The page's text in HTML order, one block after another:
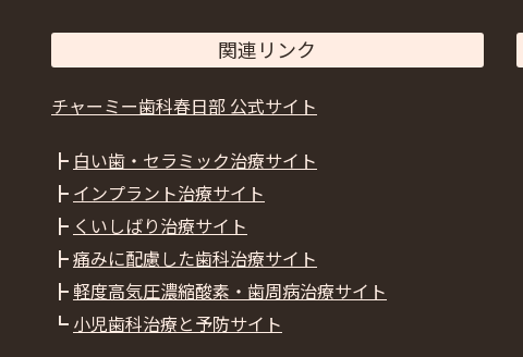
関連リンク
チャーミー歯科春日部 公式サイト
┣ 白い歯・セラミック治療サイト
┣ インプラント治療サイト
┣ くいしばり治療サイト
┣痛みに配慮した歯科治療サイト
┣ 軽度高気圧濃縮酸素・歯周病治療サイト
┗ 小児歯科治療と予防サイト